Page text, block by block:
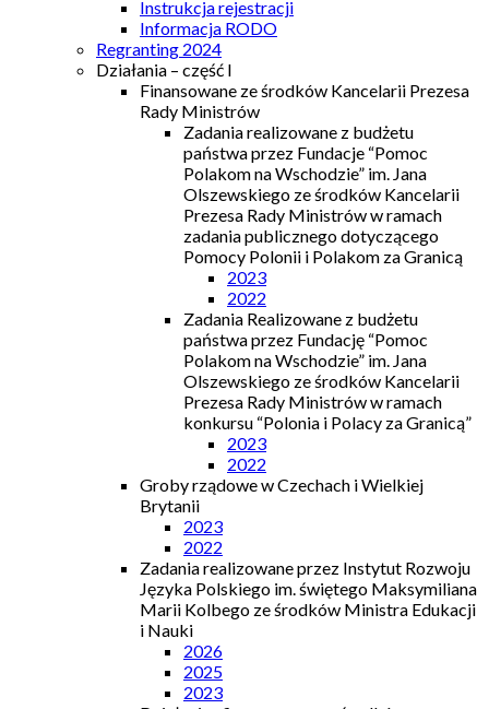
Instrukcja rejestracji
Informacja RODO
Regranting 2024
Działania – część I
Finansowane ze środków Kancelarii Prezesa
Rady Ministrów
Zadania realizowane z budżetu
państwa przez Fundacje “Pomoc
Polakom na Wschodzie” im. Jana
Olszewskiego ze środków Kancelarii
Prezesa Rady Ministrów w ramach
zadania publicznego dotyczącego
Pomocy Polonii i Polakom za Granicą
2023
2022
Zadania Realizowane z budżetu
państwa przez Fundację “Pomoc
Polakom na Wschodzie” im. Jana
Olszewskiego ze środków Kancelarii
Prezesa Rady Ministrów w ramach
konkursu “Polonia i Polacy za Granicą”
2023
2022
Groby rządowe w Czechach i Wielkiej
Brytanii
2023
2022
Zadania realizowane przez Instytut Rozwoju
Języka Polskiego im. świętego Maksymiliana
Marii Kolbego ze środków Ministra Edukacji
i Nauki
2026
2025
2023